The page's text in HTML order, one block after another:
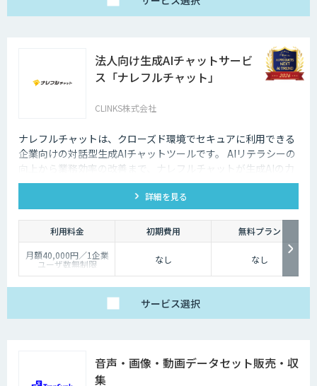
法人向け生成AIチャットサービ
ス「ナレフルチャット」
CLINKS株式会社
ナレフルチャットは、クローズド環境でセキュアに利用できる
企業向けの対話型生成AIチャットツールです。 AIリテラシーの
向上から業務効率の改善まで、ナレフルチャットが生成AIの力
を最大限に引き出し、生成AI活用をトータルでサポートしま
詳細を見る
利用料金 初期費用
無料プラン
月額40,000円／1企業
ユーザ数無制限 なし なし
サービス選択
音声・画像・動画データセット販売・収
集